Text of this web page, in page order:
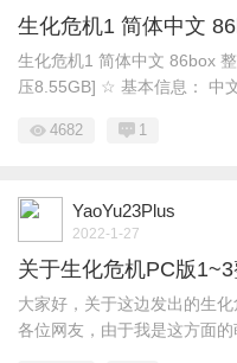
生化危机1 简体中文
生化危机1 简体中文 86box
压8.55GB] ☆ 基本信息： 中文
4682 1
YaoYu23Plus
2022-1-27
关于生化危机PC版
大家好，关于这边发出的生
各位网友，由于我是这方面的